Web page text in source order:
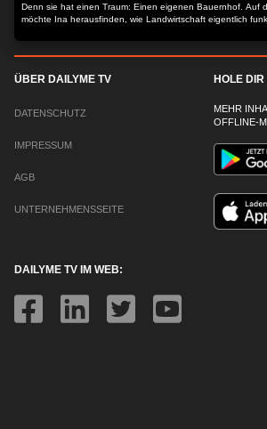
Denn sie hat einen Traum: Einen eigenen Bauernhof. Auf
möchte Ina herausfinden, wie Landwirtschaft eigentlich
ÜBER DAILYME TV
DATENSCHUTZ
IMPRESSUM
AGB
UNTERNEHMENSSEITE
HOLE
MEHR
OFFLINE-
DAILYME TV IM WEB: